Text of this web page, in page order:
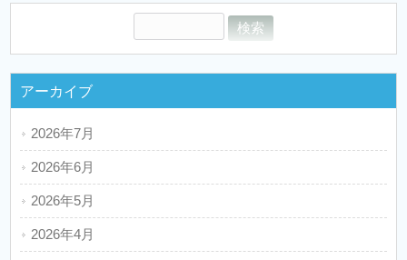
アーカイブ
2026年7月
2026年6月
2026年5月
2026年4月